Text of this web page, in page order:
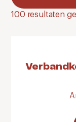
100 resultaten